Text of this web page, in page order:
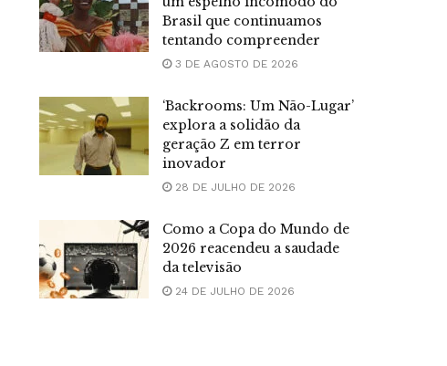
Brasil que continuamos
tentando compreender
3 DE AGOSTO DE 2026
‘Backrooms: Um Não-Lugar’
explora a solidão da
geração Z em terror
inovador
28 DE JULHO DE 2026
Como a Copa do Mundo de
2026 reacendeu a saudade
da televisão
24 DE JULHO DE 2026